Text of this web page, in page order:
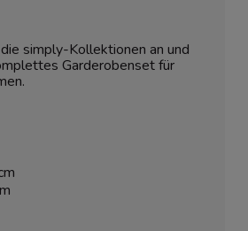
simply-Kollektionen an und
Garderobenset für